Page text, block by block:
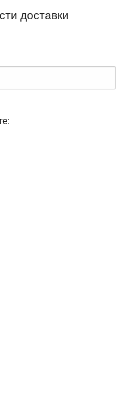
доставки